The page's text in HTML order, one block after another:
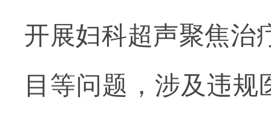
开展妇科超声聚焦治
目等问题，涉及违规